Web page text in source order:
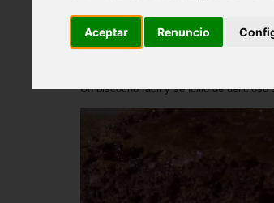
Aceptar Renuncio
Bizcocho de chocolate
Un biscocho facil y sencillo de delicioso